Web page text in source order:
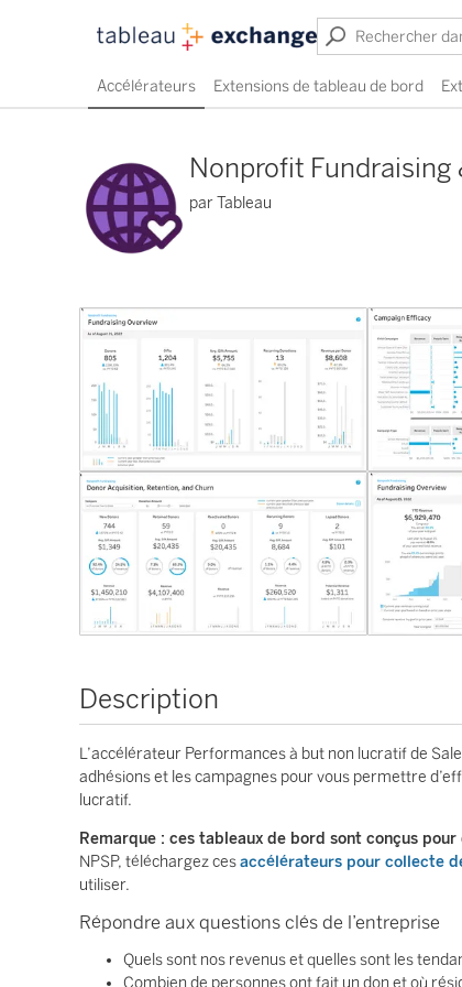
Accélérateurs Extensions de tableau de bord
Nonprofit Fundraising
par Tableau
Description
L’accélérateur Performances à but non lucratif de
adhésions et les campagnes pour vous permettre
lucratif.
Remarque : ces tableaux de bord sont conçus
NPSP, téléchargez cesaccélérateurs pour collecte
utiliser.
Répondre aux questions clés de l’entreprise
Quels sont nos revenus et quelles sont les
Combien de personnes ont fait un don et où